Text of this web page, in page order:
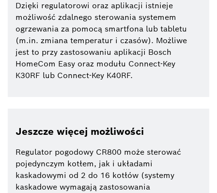
Dzięki regulatorowi oraz aplikacji istnieje
możliwość zdalnego sterowania systemem
ogrzewania za pomocą smartfona lub tabletu
(m.in. zmiana temperatur i czasów). Możliwe
jest to przy zastosowaniu aplikacji Bosch
HomeCom Easy oraz modułu Connect-Key
K30RF lub Connect-Key K40RF.
Jeszcze więcej możliwości
Regulator pogodowy CR800 może sterować
pojedynczym kotłem, jak i układami
kaskadowymi od 2 do 16 kotłów (systemy
kaskadowe wymagają zastosowania